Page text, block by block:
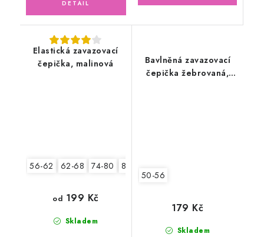
Elastická zavazovací
čepička, malinová
56-62 62-68 74-80 80-86
Skladem
od 199 Kč
Bavlněná zavazovací
čepička žebrovaná,
50-56
Skladem
179 Kč